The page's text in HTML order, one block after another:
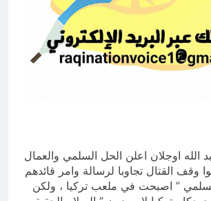
لو كان المدير اقوى من الوزير
؟
14 ساعة Ago
الله اوجلان اعلن الحل السلمي والعمال
وقف القتال تجاوبا لرسالة وامر قائدهم
” اصبحت في ملعب تركيا ، ولكن